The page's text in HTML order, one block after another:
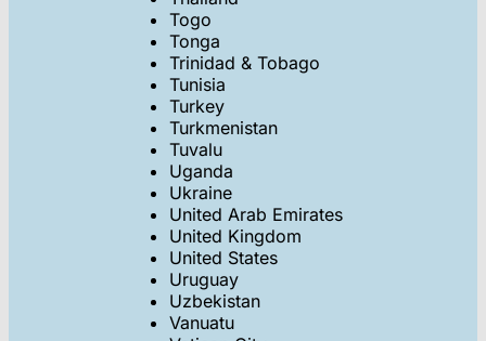
Togo
Tonga
Trinidad & Tobago
Tunisia
Turkey
Turkmenistan
Tuvalu
Uganda
Ukraine
United Arab Emirates
United Kingdom
United States
Uruguay
Uzbekistan
Vanuatu